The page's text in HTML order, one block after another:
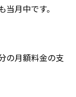
月中です。
の月額料金の支